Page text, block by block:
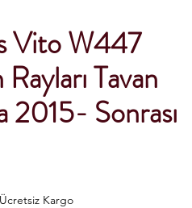
Vito W447
Tavan
2015- Sonrası
Ücretsiz Kargo